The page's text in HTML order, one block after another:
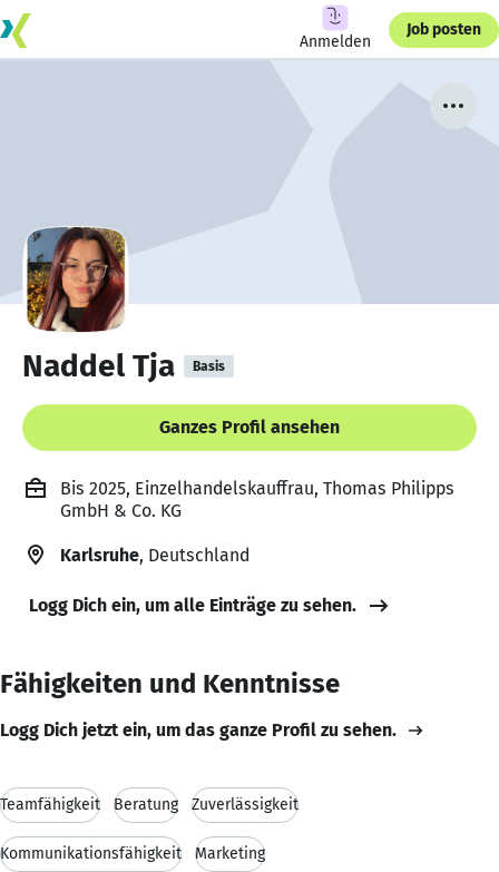
Anmelden
Job posten
Naddel Tja Basis
Ganzes Profil ansehen
Bis 2025, Einzelhandelskauffrau, Thomas Philipps
GmbH & Co. KG
Karlsruhe, Deutschland
Logg Dich ein, um alle Einträge zu sehen.
Fähigkeiten und Kenntnisse
Logg Dich jetzt ein, um das ganze Profil zu sehen.
Teamfähigkeit Beratung Zuverlässigkeit
Kommunikationsfähigkeit Marketing